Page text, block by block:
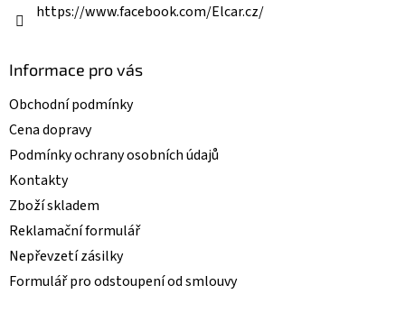
https://www.facebook.com/Elcar.cz/
Informace pro vás
Obchodní podmínky
Cena dopravy
Podmínky ochrany osobních údajů
Kontakty
Zboží skladem
Reklamační formulář
Nepřevzetí zásilky
Formulář pro odstoupení od smlouvy